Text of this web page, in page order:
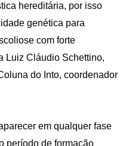
hereditária, por isso
genética para
com forte
Luiz Cláudio Schettino,
do Into, coordenador
em qualquer fase
período de formação